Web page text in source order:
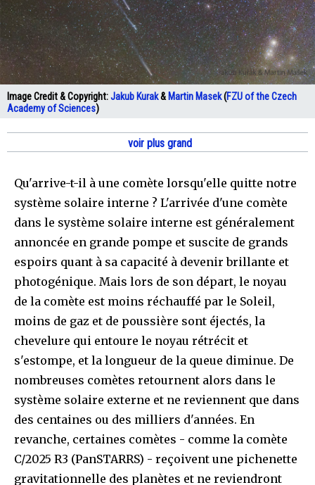
Image Credit & Copyright:Jakub Kurak& Martin Masek(FZU of the Czech
Academy of Sciences)
voir plus grand
Qu'arrive-t-il à une comète lorsqu'elle quitte notre
système solaire interne ? L'arrivée d'une comète
dans le système solaire interne est généralement
annoncée en grande pompe et suscite de grands
espoirs quant à sa capacité à devenir brillante et
photogénique. Mais lors de son départ, le noyau
de la comète est moins réchauffé par le Soleil,
moins de gaz et de poussière sont éjectés, la
chevelure qui entoure le noyau rétrécit et
s'estompe, et la longueur de la queue diminue. De
nombreuses comètes retournent alors dans le
système solaire externe et ne reviennent que dans
des centaines ou des milliers d'années. En
revanche, certaines comètes - comme la comète
C/2025 R3 (PanSTARRS) - reçoivent une pichenette
gravitationnelle des planètes et ne reviendront